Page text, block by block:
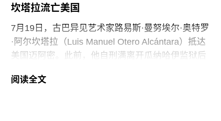
坎塔拉流亡美国
7月19日，古巴异见艺术家路易斯·曼努埃尔·奥特罗
·阿尔坎塔拉（Luis Manuel Otero Alcántara）抵达
美国迈阿密。此前，他自刑满离开瓜纳哈伊监狱后
拉抵达时手中紧握着一尊从古巴带来的残破圣母玛
阅读全文